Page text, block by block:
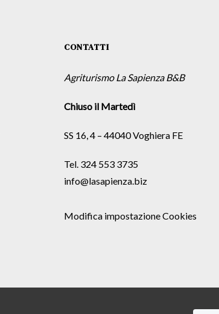
CONTATTI
Agriturismo La Sapienza B&B
Chiuso il Martedì
SS 16, 4 – 44040 Voghiera FE
Tel. 324 553 3735
info@lasapienza.biz
Modifica impostazione Cookies